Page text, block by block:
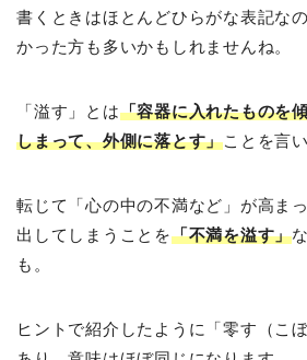
書くときはほとんどひらがな表記な
かった方も多いかもしれませんね。
「溢す」とは「容器に入れたものを
しまって、外側に落とす」ことを言
転じて「心の中の不満など」が高ま
出してしまうことを「不満を溢す」
も。
ヒントで紹介したように「零す（こ